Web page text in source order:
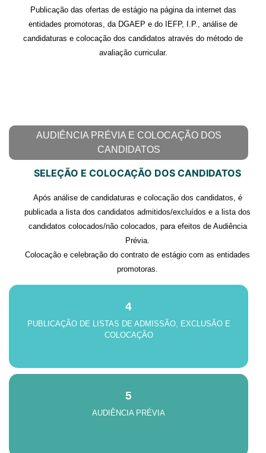
Publicação das ofertas de estágio na página da internet das
entidades promotoras, da DGAEP e do IEFP, I.P., análise de
candidaturas e colocação dos candidatos através do método de
avaliação curricular.
AUDIÊNCIA PRÉVIA E COLOCAÇÃO DOS
CANDIDATOS
SELEÇÃO E COLOCAÇÃO DOS CANDIDATOS
Após análise de candidaturas e colocação dos candidatos, é
publicada a lista dos candidatos admitidos/excluídos e a lista dos
candidatos colocados/não colocados, para efeitos de Audiência
Prévia.
Colocação e celebração do contrato de estágio com as entidades
promotoras.
4
PUBLICAÇÃO DE LISTAS DE ADMISSÃO, EXCLUSÃO E
COLOCAÇÃO
5
AUDIÊNCIA PRÉVIA